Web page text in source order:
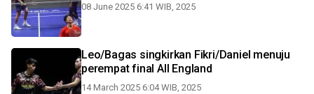
08 June 2025 6:41 WIB, 2025
Leo/Bagas singkirkan Fikri/Daniel menuju
perempat final All England
14 March 2025 6:04 WIB, 2025